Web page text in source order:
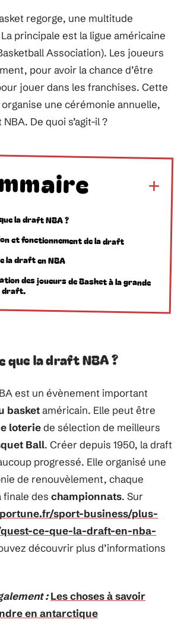
regorge, une multitude
principale est la ligue américaine
Association). Les joueurs
pour avoir la chance d’être
jouer dans les franchises. Cette
une cérémonie annuelle,
De quoi s’agit-il ?
la draft NBA ?
et fonctionnement de la draft
la draft en NBA
des joueurs de Basket à la grande
draft.
que la draft NBA ?
est un évènement important
basketaméricain. Elle peut être
loteriede sélection de meilleurs
Ball. Créer depuis 1950, la draft
progressé. Elle organisé une
de renouvèlement, chaque
finale des championnats. Sur
sport-business/plus-
ce-que-la-draft-en-nba-
découvrir plus d’informations
: Les choses à savoir
en antarctique